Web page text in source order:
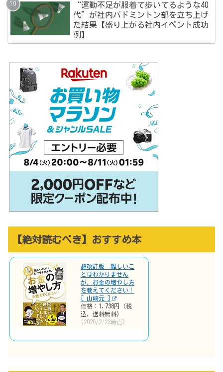
“運動不足が服着て歩いてるような40
代”が社内バドミントン部を立ち上げ
た結果【盛り上がる社内イベント成功
例】
【絶対読むべき】おすすめ本
超改訂版 難しいこ
とはわかりません
が、お金の増やし方
を教えてください！
[ 山崎元 ]
価格：1,738円（税
込、送料無料)
(2026/2/23時点)